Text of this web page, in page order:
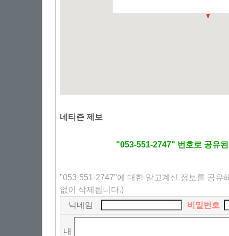
네티즌 제보
"053-551-2747" 번호로 공유
"053-551-2747"에 대한 알고계신 정보를 공유
없이 삭제됩니다.)
닉네임
비밀번호
내